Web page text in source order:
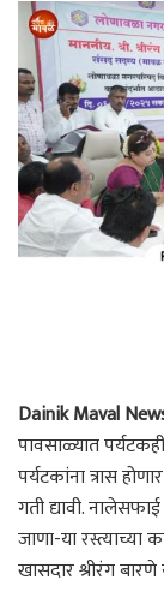
Dainik Maval
पावसाळ्यात
पर्यटकांना त्रास
गती द्यावी.
जाणा-या रस्त्याच्या
खासदार श्रीरंग